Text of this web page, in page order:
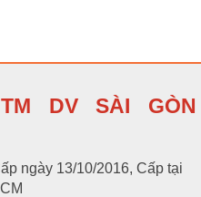
DV SÀI GÒN
ngày 13/10/2016, Cấp tại